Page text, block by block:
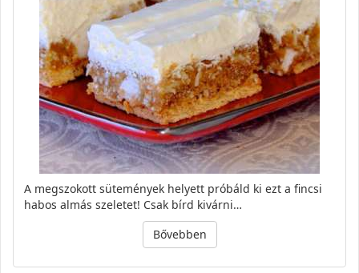
A megszokott sütemények helyett próbáld ki ezt a fincsi
habos almás szeletet! Csak bírd kivárni…
Bővebben